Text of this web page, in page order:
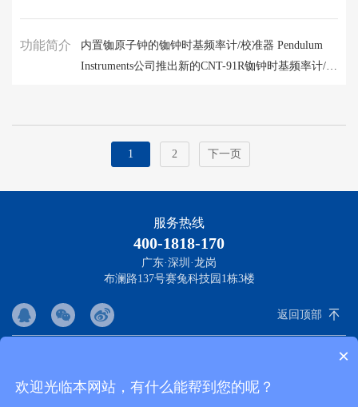
功能简介
内置铷原子钟的铷钟时基频率计/校准器 Pendulum
Instruments公司推出新的CNT-91R铷钟时基频率计/分
高测量分辨率和先进的分析技术，还内置了超高稳定
度的铷钟时基
1 2 下一页
服务热线
400-1818-170
广东·深圳·龙岗
布澜路137号赛兔科技园1栋3楼
返回顶部
COPYRIGHT © 2003-2023 深圳市金凯博电子 - 电子测量与测控一体
备案号： 粤ICP备2024328813号-1
×
欢迎光临本网站，有什么能帮到您的呢？